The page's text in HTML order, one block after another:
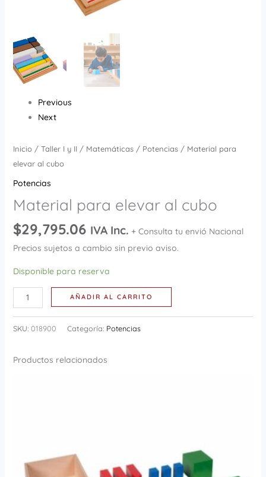
Previous
Next
Inicio/ Taller I y II/ Matemáticas/ Potencias/ Material para
elevar al cubo
Potencias
Material para elevar al cubo
$29,795.06 IVA Inc. + Consulta tu envió Nacional
Precios sujetos a cambio sin previo aviso.
Disponible para reserva
AÑADIR AL CARRITO
SKU: 018900 Categoría: Potencias
Productos relacionados